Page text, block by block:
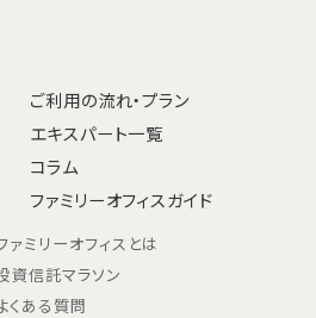
ご利用の流れ・プラン
エキスパート一覧
コラム
ファミリーオフィスガイド
ァミリーオフィスとは
資信託マラソン
くある質問